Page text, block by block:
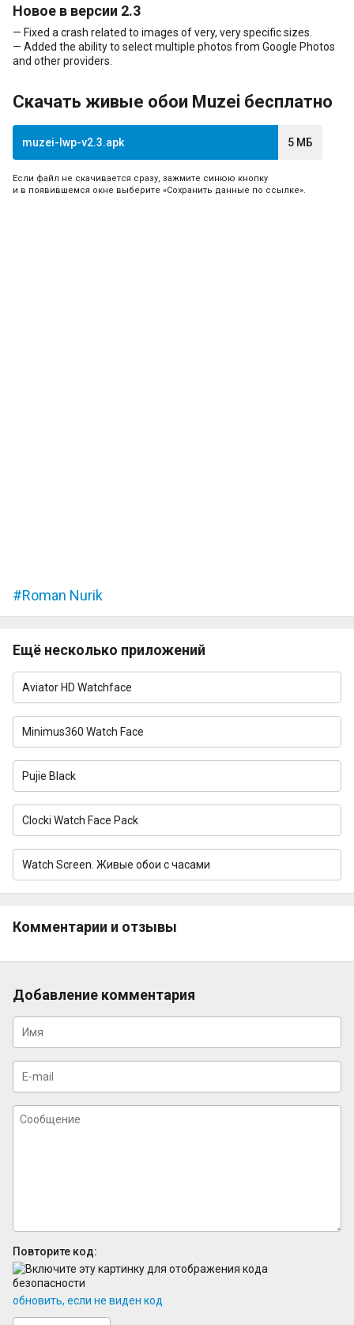
Новое в версии 2.3
— Fixed a crash related to images of very, very specific sizes.
— Added the ability to select multiple photos from Google Photos
and other providers.
Скачать живые обои Muzei бесплатно
muzei-lwp-v2.3.apk 5 МБ
Если файл не скачивается сразу, зажмите синюю кнопку
и в появившемся окне выберите «Сохранить данные по ссылке».
Roman Nurik
Ещё несколько приложений
Aviator HD Watchface
Minimus360 Watch Face
Pujie Black
Clocki Watch Face Pack
Watch Screen. Живые обои с часами
Комментарии и отзывы
Добавление комментария
Повторите код:
обновить, если не виден код